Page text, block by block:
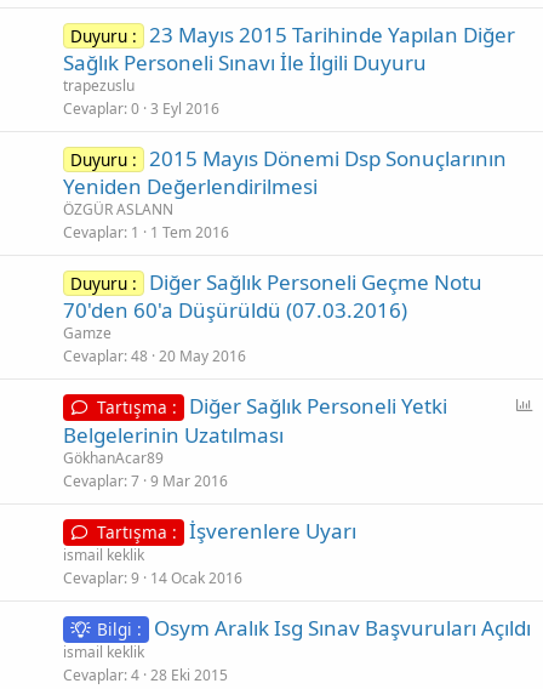
Duyuru : 23 Mayıs 2015 Tarihinde Yapılan Diğer
Sağlık Personeli Sınavı İle İlgili Duyuru
trapezuslu
Cevaplar 0 3 Eyl 2016
Duyuru : 2015 Mayıs Dönemi Dsp Sonuçlarının
Yeniden Değerlendirilmesi
ÖZGÜR ASLANN
Cevaplar 1 1 Tem 2016
Duyuru :
Diğer Sağlık Personeli Geçme Notu
70'den 60'a Düşürüldü (07.03.2016)
Gamze
Cevaplar 48 20 May 2016
Tartışma :
Diğer Sağlık Personeli Yetki
Belgelerinin Uzatılması
GökhanAcar89
Cevaplar 7 9 Mar 2016
Tartışma : İşverenlere Uyarı
ismail keklik
Cevaplar 9 14 Ocak 2016
Bilgi : Osym Aralık Isg Sınav Başvuruları Açıldı
ismail keklik
Cevaplar 4 28 Eki 2015